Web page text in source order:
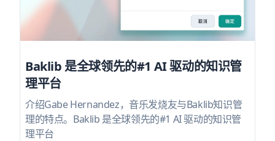
Baklib 是全球领先的#1 AI 驱动的知识管
理平台
介绍Gabe Hernandez，音乐发烧友与Baklib知识管
理的特点。Baklib 是全球领先的#1 AI 驱动的知识管
理平台